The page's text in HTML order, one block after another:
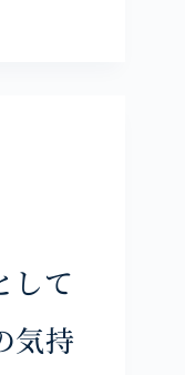
して
気持